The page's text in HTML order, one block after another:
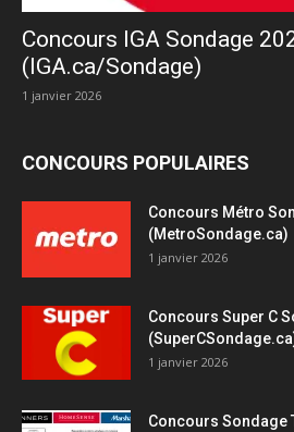
Concours IGA Sondage
(IGA.ca/Sondage)
1 janvier 2026
CONCOURS POPULAIRES
Concours Métro
(MetroSondage.ca)
1 janvier 2026
Concours Super C
1 janvier 2026
Concours Sondage